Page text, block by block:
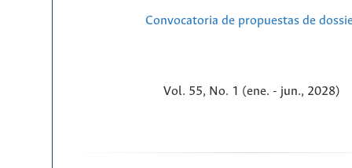
Convocatoria de propuestas de
Vol. 55, No. 1 (ene. - jun., 2028)